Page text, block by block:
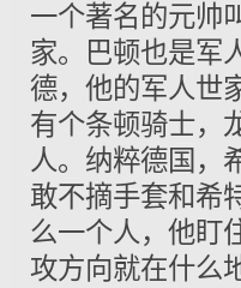
一个著名的元帅
家。巴顿也是军
德，他的军人世
有个条顿骑士，
人。纳粹德国，
敢不摘手套和希
么一个人，他盯
攻方向就在什么